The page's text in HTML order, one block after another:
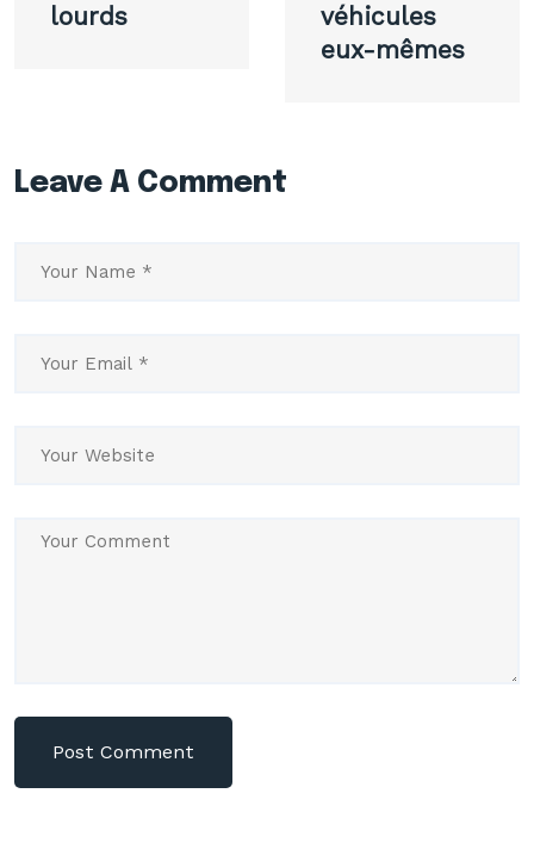
lourds
véhicules
eux-mêmes
Leave A Comment